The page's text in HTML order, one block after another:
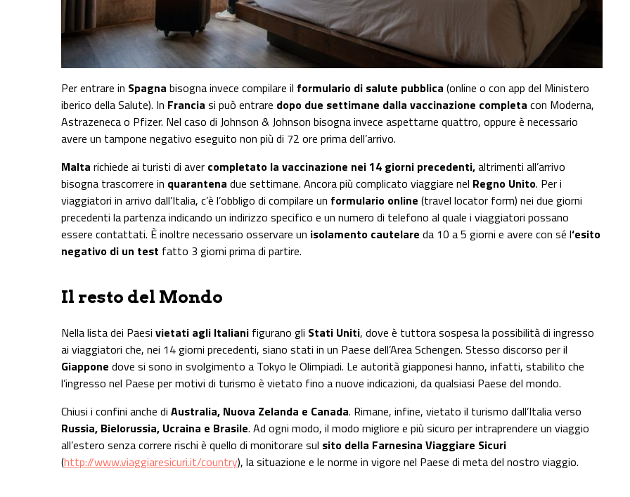
Per entrare in Spagna bisogna invece compilare il formulario di salute pubblica (online o con app del Ministero
iberico della Salute). In Francia si può entrare dopo due settimane dalla vaccinazione completa con Moderna,
Astrazeneca o Pfizer. Nel caso di Johnson & Johnson bisogna invece aspettarne quattro, oppure è necessario
avere un tampone negativo eseguito non più di 72 ore prima dell’arrivo.
Malta richiede ai turisti di aver completato la vaccinazione nei 14 giorni precedenti,altrimenti all’arrivo
bisogna trascorrere in quarantena due settimane. Ancora più complicato viaggiare nel Regno Unito. Per i
viaggiatori in arrivo dall’Italia, c’è l’obbligo di compilare un formulario online (travel locator form) nei due giorni
precedenti la partenza indicando un indirizzo specifico e un numero di telefono al quale i viaggiatori possano
essere contattati. È inoltre necessario osservare un isolamento cautelare da 10 a 5 giorni e avere con sé l‘esito
negativo di un test fatto 3 giorni prima di partire.
Il resto del Mondo
Nella lista dei Paesi vietati agli Italiani figurano gli Stati Uniti, dove è tuttora sospesa la possibilità di ingresso
ai viaggiatori che, nei 14 giorni precedenti, siano stati in un Paese dell’Area Schengen. Stesso discorso per il
Giappone dove si sono in svolgimento a Tokyo le Olimpiadi. Le autorità giapponesi hanno, infatti, stabilito che
l’ingresso nel Paese per motivi di turismo è vietato fino a nuove indicazioni, da qualsiasi Paese del mondo.
Chiusi i confini anche di Australia, Nuova Zelanda e Canada. Rimane, infine, vietato il turismo dall’Italia verso
Russia, Bielorussia, Ucraina e Brasile. Ad ogni modo, il modo migliore e più sicuro per intraprendere un viaggio
all’estero senza correre rischi è quello di monitorare sul sito della Farnesina Viaggiare Sicuri
(http://www.viaggiaresicuri.it/country), la situazione e le norme in vigore nel Paese di meta del nostro viaggio.